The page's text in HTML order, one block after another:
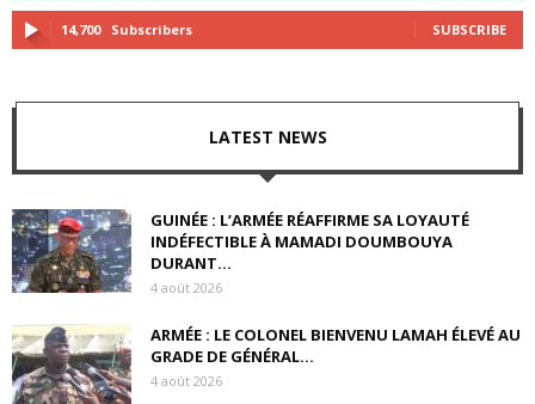
14,700 Subscribers SUBSCRIBE
LATEST NEWS
GUINÉE : L’ARMÉE RÉAFFIRME SA LOYAUTÉ
INDÉFECTIBLE À MAMADI DOUMBOUYA
DURANT...
4 août 2026
ARMÉE : LE COLONEL BIENVENU LAMAH ÉLEVÉ AU
GRADE DE GÉNÉRAL...
4 août 2026